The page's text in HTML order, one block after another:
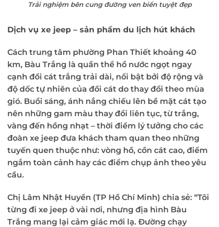
Trải nghiệm bên cung đường ven biển tuyệt đẹp
Dịch vụ xe jeep – sản phẩm du lịch hút khách
Cách trung tâm phường Phan Thiết khoảng 40
km, Bàu Trắng là quần thể hồ nước ngọt ngay
cạnh đồi cát trắng trải dài, nổi bật bởi độ rộng và
độ dốc tự nhiên của đồi cát do thay đổi theo mùa
gió. Buổi sáng, ánh nắng chiếu lên bề mặt cát tạo
nên những gam màu thay đổi liên tục, từ trắng,
vàng đến hồng nhạt – thời điểm lý tưởng cho các
đoàn xe jeep đưa khách tham quan theo những
tuyến quen thuộc như: vòng hồ, cồn cát cao, điểm
ngắm toàn cảnh hay các điểm chụp ảnh theo yêu
cầu.
Chị Lâm Nhật Huyền (TP Hồ Chí Minh) chia sẻ: “Tôi
từng đi xe jeep ở vài nơi, nhưng địa hình Bàu
Trắng mang lại cảm giác mới lạ. Đường chạy